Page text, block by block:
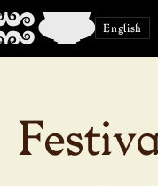
English